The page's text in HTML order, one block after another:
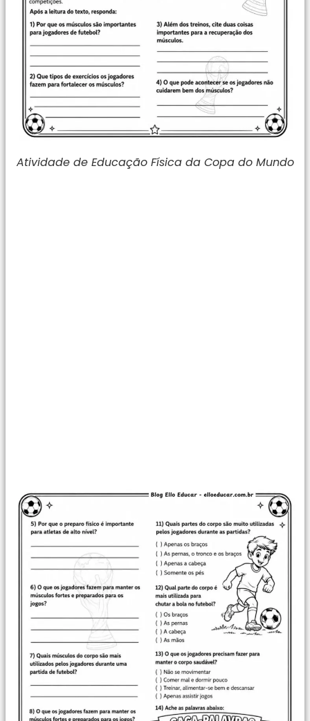
Atividade de Educação Física da Copa do Mundo